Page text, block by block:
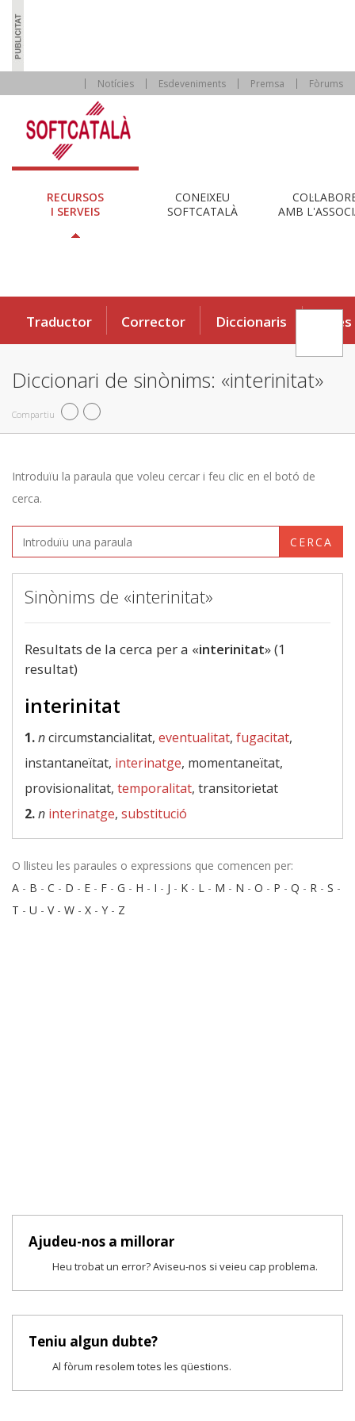
Notícies Esdeveniments Premsa Fòrums
RECURSOS
I SERVEIS
CONEIXEU
SOFTCATALÀ
AMB
Traductor Corrector Diccionaris Eines
Diccionari de sinònims: «interinitat»
Compartiu
Introduïu la paraula que voleu cercar i feu clic en el botó de
cerca.
CERCA
Sinònims de «interinitat»
Resultats de la cerca per a «interinitat» (1
resultat)
interinitat
1.ncircumstancialitat, eventualitat, fugacitat,
instantaneïtat, interinatge, momentaneïtat,
provisionalitat, temporalitat, transitorietat
2.n interinatge, substitució
O llisteu les paraules o expressions que comencen per:
A - B - C - D - E - F - G - H - I - J - K - L - M - N - O - P - Q - R - S -
T - U - V- W - X - Y - Z
Ajudeu-nos a millorar
Heu trobat un error? Aviseu-nos si veieu cap problema.
Teniu algun dubte?
Al fòrum resolem totes les qüestions.